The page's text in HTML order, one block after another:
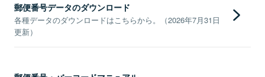
郵便番号データのダウンロード
各種データのダウンロードはこちらから。（2026年7月31日
更新）